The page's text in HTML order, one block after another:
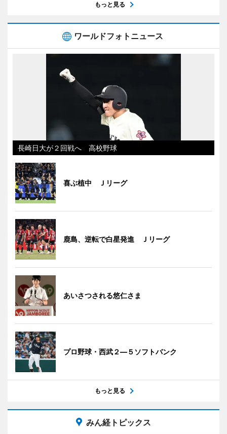
もっと見る
ワールドフォトニュース
長崎日大が２回戦へ 高校野球
喜ぶ植中 Ｊリーグ
鹿島、逆転で白星発進 Ｊリーグ
あいさつされる悠仁さま
プロ野球・西武２―５ソフトバンク
もっと見る
みん経トピックス